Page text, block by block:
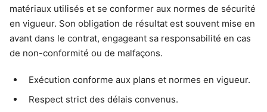
matériaux utilisés et se conformer aux normes de sécurité
en vigueur. Son obligation de résultat est souvent mise en
avant dans le contrat, engageant sa responsabilité en cas
de non-conformité ou de malfaçons.
Exécution conforme aux plans et normes en vigueur.
Respect strict des délais convenus.